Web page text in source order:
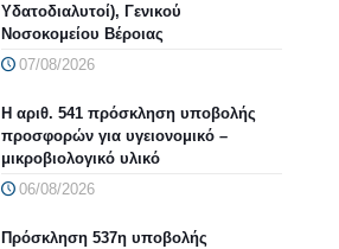
Υδατοδιαλυτοί), Γενικού
Νοσοκομείου Βέροιας
07/08/2026
Η αριθ. 541 πρόσκληση υποβολής
προσφορών για υγειονομικό –
μικροβιολογικό υλικό
06/08/2026
Πρόσκληση 537η υποβολής